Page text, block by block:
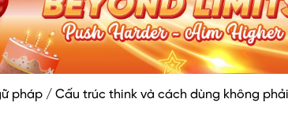
pháp / Cấu trúc think và cách dùng không